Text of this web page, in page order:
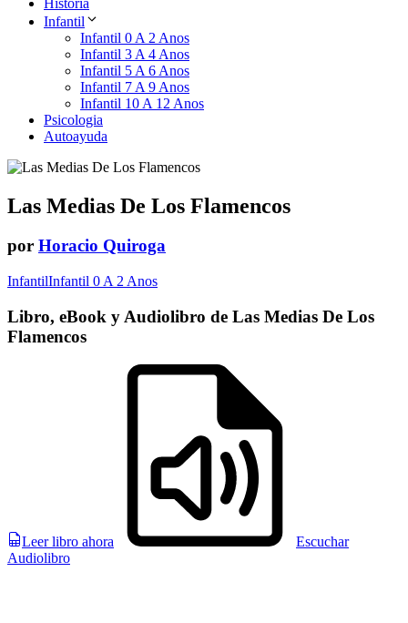
Infantil
Infantil 0 A 2 Anos
Infantil 3 A 4 Anos
Infantil 5 A 6 Anos
Infantil 7 A 9 Anos
Infantil 10 A 12 Anos
Psicologia
Autoayuda
Las Medias De Los Flamencos
por Horacio Quiroga
InfantilInfantil 0 A 2 Anos
Libro, eBook y Audiolibro de Las Medias De Los
Flamencos
Leer libro ahora
Escuchar
Audiolibro